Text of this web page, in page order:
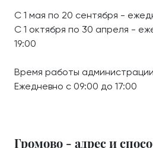
С 1 мая по 20 сентября -
С 1 октября по 30 апреля -
19:00
Время работы
Ежедневно с 09:00 до 17:00
Громово - адрес и